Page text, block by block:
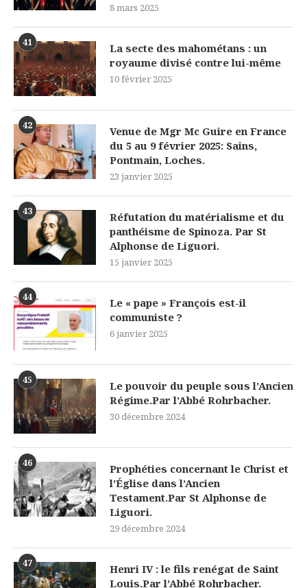
8 mars 2025
41
La secte des mahométans : un
royaume divisé contre lui-même
10 février 2025
42
Venue de Mgr Mc Guire en France
du 5 au 9 février 2025: Sains,
Pontmain, Loches.
23 janvier 2025
43
Réfutation du matérialisme et du
panthéisme de Spinoza. Par St
Alphonse de Liguori.
15 janvier 2025
44
Le « pape » François est-il
communiste ?
6 janvier 2025
45
Le pouvoir du peuple sous l’Ancien
Régime.Par l’Abbé Rohrbacher.
30 décembre 2024
46
Prophéties concernant le Christ et
l’Église dans l’Ancien
Testament.Par St Alphonse de
Liguori.
29 décembre 2024
47
Henri IV : le fils renégat de Saint
Louis.Par l’Abbé Rohrbacher.